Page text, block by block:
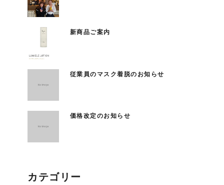
新商品ご案内
従業員のマスク着脱のお知らせ
価格改定のお知らせ
カテゴリー